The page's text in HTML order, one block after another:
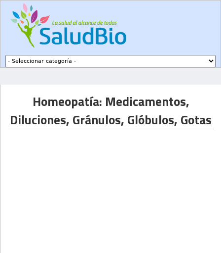
Homeopatía: Medicamentos,
Diluciones, Gránulos, Glóbulos, Gotas